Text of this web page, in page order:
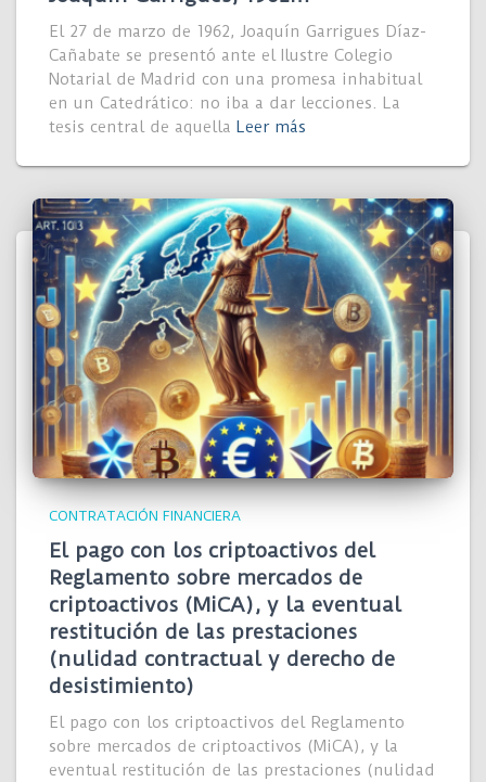
El 27 de marzo de 1962, Joaquín Garrigues Díaz-
Cañabate se presentó ante el Ilustre Colegio
Notarial de Madrid con una promesa inhabitual
en un Catedrático: no iba a dar lecciones. La
tesis central de aquella Leer más
CONTRATACIÓN FINANCIERA
El pago con los criptoactivos del
Reglamento sobre mercados de
criptoactivos (MiCA), y la eventual
restitución de las prestaciones
(nulidad contractual y derecho de
desistimiento)
El pago con los criptoactivos del Reglamento
sobre mercados de criptoactivos (MiCA), y la
eventual restitución de las prestaciones (nulidad